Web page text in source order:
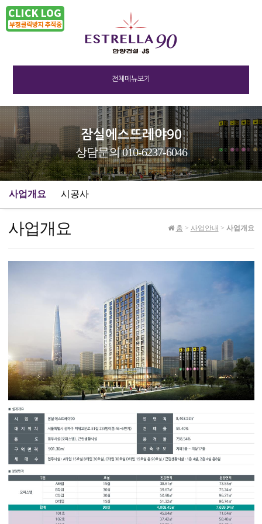
전체메뉴보기
잠실에스뜨레야90
상담문의 010-6237-6046
사업개요 시공사
사업개요 홈 > 사업안내 > 사업개요